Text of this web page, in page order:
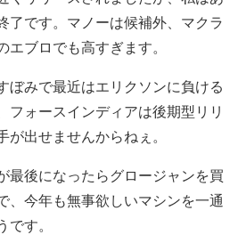
了です。マノーは候補外、マクラ
エブロでも高すぎます。
ぼみで最近はエリクソンに負ける
フォースインディアは後期型リリ
が出せませんからねぇ。
最後になったらグロージャンを買
、今年も無事欲しいマシンを一通
です。